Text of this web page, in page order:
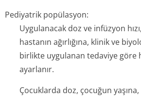
Pediyatrik popülasyon:
Uygulanacak doz ve infüzyon
hastanın ağırlığına, klinik ve
birlikte uygulanan tedaviye göre
ayarlanır.
Çocuklarda doz, çocuğun yaşına,